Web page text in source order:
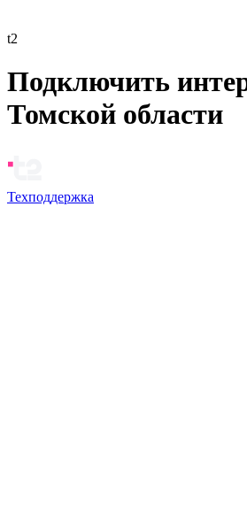
t2
Подключить
Томской области
Техподдержка